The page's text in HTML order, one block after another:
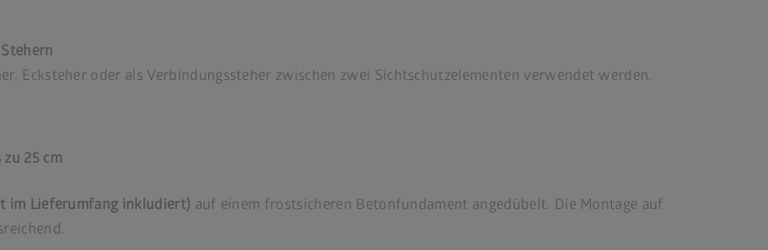
Ecksteher oder als Verbindungssteher zwischen zwei Sichtschutzelementen verwendet werden.
25 cm
im Lieferumfang inkludiert) auf einem frostsicheren Betonfundament angedübelt. Die Montage auf